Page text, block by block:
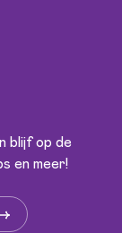
blijf op de
en meer!